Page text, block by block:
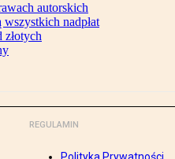
autorskich
nadpłat
REGULAMIN